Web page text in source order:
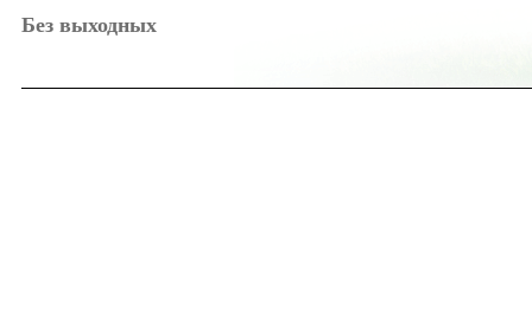
Без выходных